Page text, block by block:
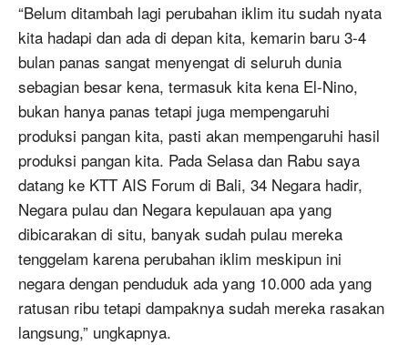
“Belum ditambah lagi perubahan iklim itu sudah nyata
kita hadapi dan ada di depan kita, kemarin baru 3-4
bulan panas sangat menyengat di seluruh dunia
sebagian besar kena, termasuk kita kena El-Nino,
bukan hanya panas tetapi juga mempengaruhi
produksi pangan kita, pasti akan mempengaruhi hasil
produksi pangan kita. Pada Selasa dan Rabu saya
datang ke KTT AIS Forum di Bali, 34 Negara hadir,
Negara pulau dan Negara kepulauan apa yang
dibicarakan di situ, banyak sudah pulau mereka
tenggelam karena perubahan iklim meskipun ini
negara dengan penduduk ada yang 10.000 ada yang
ratusan ribu tetapi dampaknya sudah mereka rasakan
langsung,” ungkapnya.